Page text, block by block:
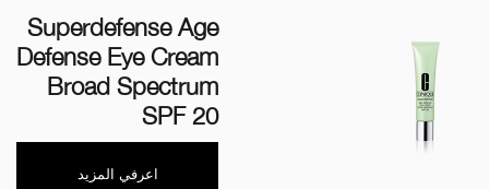
Superdefense Age
Defense Eye Cream
Broad Spectrum
SPF 20
اعرفي المزيد